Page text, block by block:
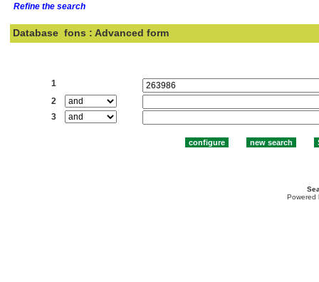
Refine the search
Database fons : Advanced form
1
2
3